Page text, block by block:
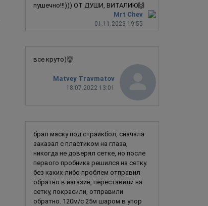
Mrt Chev
01.11.2023 19:55
пушечно!!!))) ОТ ДУШИ, ВИТАЛИЮ🙌
Matvey Travmatov
18.07.2022 13:01
все круто)👹
брал маску под страйкбол, сначала
заказал с пластиком на глаза,
никогда не доверял сетке, но после
первого пробника решился на сетку.
без каких-либо проблем отправил
обратно в иагазин, переставили на
сетку, покрасили, отправили
обратно. 120м/с 25м шаром в упор